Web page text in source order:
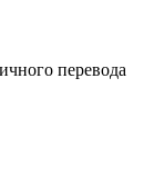
перевода